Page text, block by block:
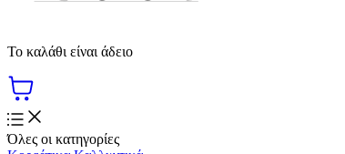
Το καλάθι είναι άδειο
Όλες οι κατηγορίες